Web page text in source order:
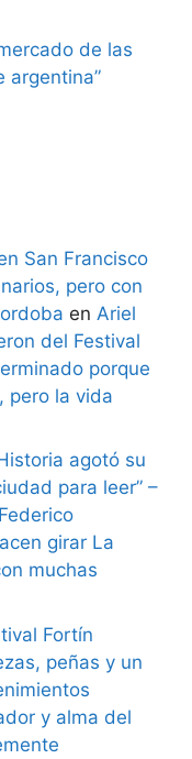
de las
argentina”
San Francisco
pero con
en Ariel
del Festival
porque
pero la vida
agotó su
para leer” –
Federico
girar La
muchas
Fortín
peñas y un
y alma del